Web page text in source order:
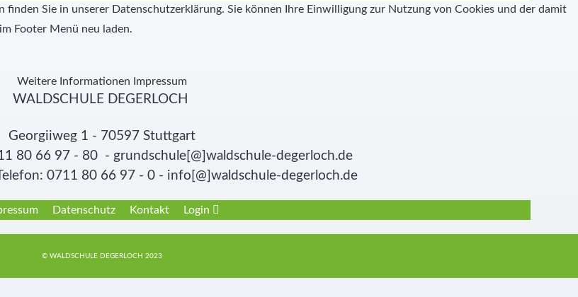
WALDSCHULE DEGERLOCH
Georgiiweg 1 - 70597 Stuttgart
80 66 97 - 80 - grundschule[@]waldschule-degerloch.de
0711 80 66 97 - 0 - info[@]waldschule-degerloch.de
Datenschutz Kontakt Login
© WALDSCHULE DEGERLOCH 2023
Sie in unserer Datenschutzerklärung. Sie können Ihre Einwilligung zur Nutzung von Cookies und der damit
Footer Menü neu laden.
Weitere Informationen Impressum